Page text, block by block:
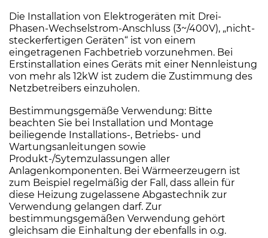
Die Installation von Elektrogeräten mit Drei-
Phasen-Wechselstrom-Anschluss (3~/400V), „nicht-
steckerfertigen Geräten“ ist von einem
eingetragenen Fachbetrieb vorzunehmen. Bei
Erstinstallation eines Geräts mit einer Nennleistung
von mehr als 12kW ist zudem die Zustimmung des
Netzbetreibers einzuholen.
Bestimmungsgemäße Verwendung: Bitte
beachten Sie bei Installation und Montage
beiliegende Installations-, Betriebs- und
Wartungsanleitungen sowie
Produkt-/Sytemzulassungen aller
Anlagenkomponenten. Bei Wärmeerzeugern ist
zum Beispiel regelmäßig der Fall, dass allein für
diese Heizung zugelassene Abgastechnik zur
Verwendung gelangen darf. Zur
bestimmungsgemäßen Verwendung gehört
gleichsam die Einhaltung der ebenfalls in o.g.